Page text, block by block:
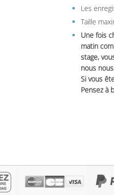
Les
Taille
Une fois
matin
stage,
nous
Si vous
Pensez à